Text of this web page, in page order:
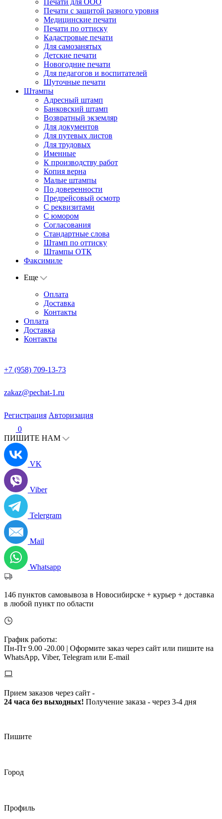
Печати для ООО
Печати с защитой разного уровня
Медицинские печати
Печати по оттиску
Кадастровые печати
Для самозанятых
Детские печати
Новогодние печати
Для педагогов и воспитателей
Шуточные печати
Штампы
Адресный штамп
Банковский штамп
Возвратный экземляр
Для документов
Для путевых листов
Для трудовых
Именные
К производству работ
Копия верна
Малые штампы
По доверенности
Предрейсовый осмотр
С реквизитами
С юмором
Согласования
Стандартные слова
Штамп по оттиску
Штампы ОТК
Факсимиле
Еще
Оплата
Доставка
Контакты
Оплата
Доставка
Контакты
+7 (958) 709-13-73
zakaz@pechat-1.ru
Регистрация Авторизация
0
ПИШИТЕ НАМ
VK
Viber
Telergram
Mail
Whatsapp
146 пунктов самовывоза в Новосибирске + курьер + доставка
в любой пункт по области
График работы:
Пн-Пт 9.00 -20.00 | Оформите заказ через сайт или пишите на
WhatsApp, Viber, Telegram или E-mail
Прием заказов через сайт -
24 часа без выходных! Получение заказа - через 3-4 дня
Пишите
Город
Профиль